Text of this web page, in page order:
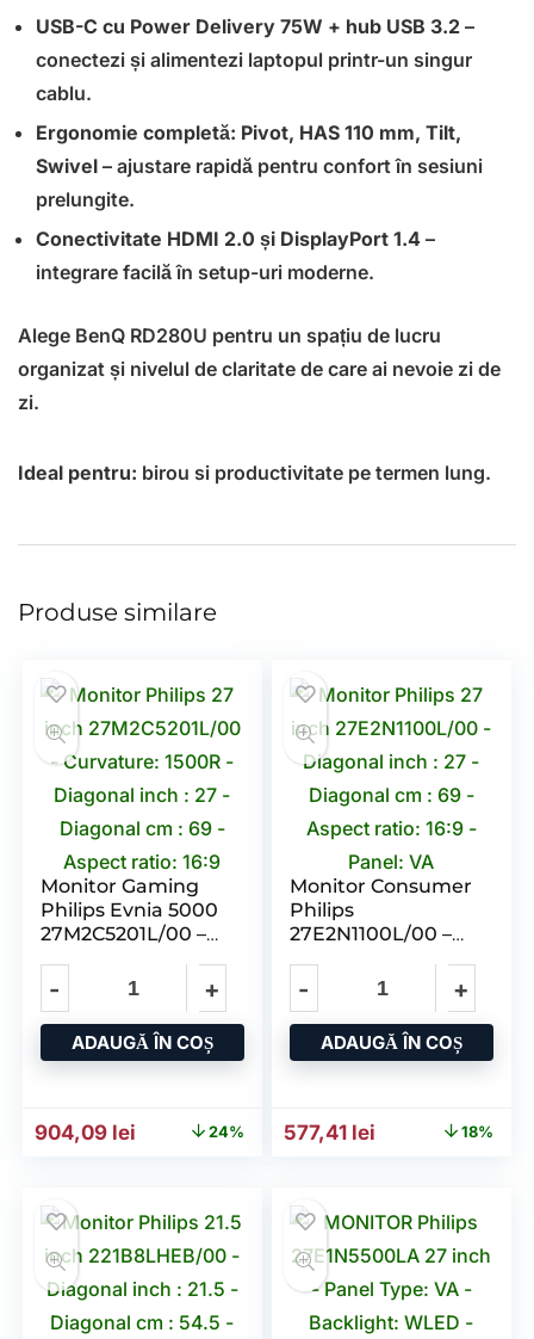
USB-C cu Power Delivery 75W + hub USB 3.2 –
conectezi și alimentezi laptopul printr-un singur
cablu.
Ergonomie completă: Pivot, HAS 110 mm, Tilt,
Swivel – ajustare rapidă pentru confort în sesiuni
prelungite.
Conectivitate HDMI 2.0 și DisplayPort 1.4 –
integrare facilă în setup-uri moderne.
Alege BenQ RD280U pentru un spațiu de lucru
organizat și nivelul de claritate de care ai nevoie zi de
zi.
Ideal pentru: birou si productivitate pe termen lung.
Produse similare
Monitor Gaming
Philips Evnia 5000
27M2C5201L/00 –
1920 x 1080 pixeli –
3 ani Garantie
ADAUGĂ ÎN COȘ
Prețul inițial a fost: 1.191,87 lei.
904,09 lei Prețul curent este: 904,09 lei.
24%
Monitor Consumer
Philips
27E2N1100L/00 –
1920 x 1080 pixeli –
3 ani Garantie
ADAUGĂ ÎN COȘ
Prețul inițial a fost:
577,41 lei Prețul curent
18%